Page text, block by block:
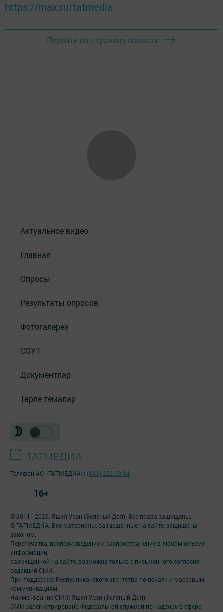
https://max.ru/tatmedia
Перейти на страницу новости
Актуальное видео
Главная
Опросы
Результаты опросов
Фотогалереи
СОУТ
Документлар
Төрле темалар
© 2011 - 2026. Яшел Узэн (Зеленый Дол). Все права защищены.
© ТАТМЕДИА. Все материалы, размещенные на сайте, защищены
законом.
Перепечатка, воспроизведение и распространение в любом объеме
информации,
размещенной на сайте, возможна только с письменного согласия
редакций СМИ.
При поддержке Республиканского агентства по печати и массовым
коммуникациям.
Наименование СМИ: Яшел Узэн (Зеленый Дол)
СМИ зарегистрировано Федеральной службой по надзору в сфере
Телефон АО «ТАТМЕДИА»: (843) 222 09 84
16+